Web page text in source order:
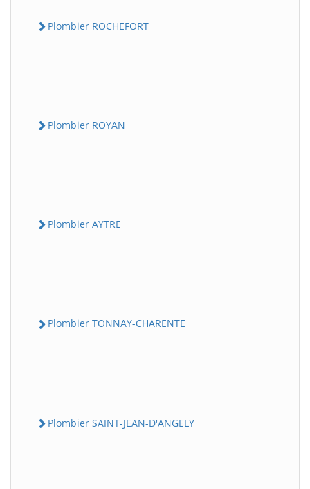
Plombier ROCHEFORT
Plombier ROYAN
Plombier AYTRE
Plombier TONNAY-CHARENTE
Plombier SAINT-JEAN-D'ANGELY